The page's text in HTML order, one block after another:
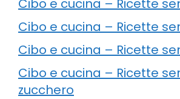
Cibo e cucina – Ricette
Cibo e cucina – Ricette
Cibo e cucina – Ricette
Cibo e cucina – Ricette
zucchero